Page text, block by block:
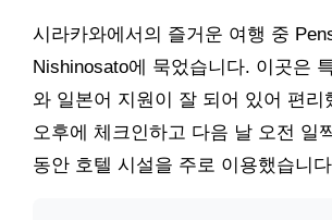
시라카와에서의 즐거운 여행 중
Nishinosato에 묵었습니다. 이곳은
와 일본어 지원이 잘 되어 있어 편리
오후에 체크인하고 다음 날 오전 일
동안 호텔 시설을 주로 이용했습니